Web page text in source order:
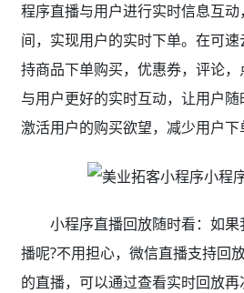
程序直播与用户进行实时信息互
间，实现用户的实时下单。在可
持商品下单购买，优惠券，评论
与用户更好的实时互动，让用户随
激活用户的购买欲望，减少用户下
小程序直播回放随时看：如
播呢?不用担心，微信直播支持回
的直播，可以通过查看实时回放